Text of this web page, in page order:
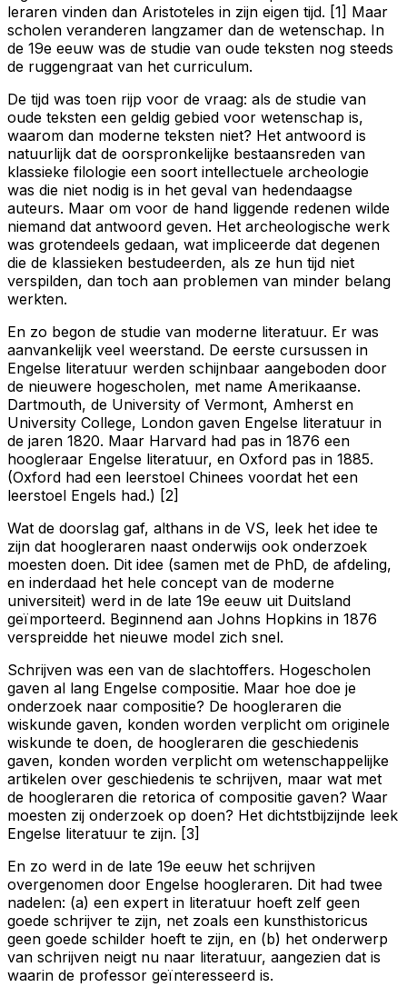
leraren vinden dan Aristoteles in zijn eigen tijd. [1] Maar
scholen veranderen langzamer dan de wetenschap. In
de 19e eeuw was de studie van oude teksten nog steeds
de ruggengraat van het curriculum.
De tijd was toen rijp voor de vraag: als de studie van
oude teksten een geldig gebied voor wetenschap is,
waarom dan moderne teksten niet? Het antwoord is
natuurlijk dat de oorspronkelijke bestaansreden van
klassieke filologie een soort intellectuele archeologie
was die niet nodig is in het geval van hedendaagse
auteurs. Maar om voor de hand liggende redenen wilde
niemand dat antwoord geven. Het archeologische werk
was grotendeels gedaan, wat impliceerde dat degenen
die de klassieken bestudeerden, als ze hun tijd niet
verspilden, dan toch aan problemen van minder belang
werkten.
En zo begon de studie van moderne literatuur. Er was
aanvankelijk veel weerstand. De eerste cursussen in
Engelse literatuur werden schijnbaar aangeboden door
de nieuwere hogescholen, met name Amerikaanse.
Dartmouth, de University of Vermont, Amherst en
University College, London gaven Engelse literatuur in
de jaren 1820. Maar Harvard had pas in 1876 een
hoogleraar Engelse literatuur, en Oxford pas in 1885.
(Oxford had een leerstoel Chinees voordat het een
leerstoel Engels had.) [2]
Wat de doorslag gaf, althans in de VS, leek het idee te
zijn dat hoogleraren naast onderwijs ook onderzoek
moesten doen. Dit idee (samen met de PhD, de afdeling,
en inderdaad het hele concept van de moderne
universiteit) werd in de late 19e eeuw uit Duitsland
geïmporteerd. Beginnend aan Johns Hopkins in 1876
verspreidde het nieuwe model zich snel.
Schrijven was een van de slachtoffers. Hogescholen
gaven al lang Engelse compositie. Maar hoe doe je
onderzoek naar compositie? De hoogleraren die
wiskunde gaven, konden worden verplicht om originele
wiskunde te doen, de hoogleraren die geschiedenis
gaven, konden worden verplicht om wetenschappelijke
artikelen over geschiedenis te schrijven, maar wat met
de hoogleraren die retorica of compositie gaven? Waar
moesten zij onderzoek op doen? Het dichtstbijzijnde leek
Engelse literatuur te zijn. [3]
En zo werd in de late 19e eeuw het schrijven
overgenomen door Engelse hoogleraren. Dit had twee
nadelen: (a) een expert in literatuur hoeft zelf geen
goede schrijver te zijn, net zoals een kunsthistoricus
geen goede schilder hoeft te zijn, en (b) het onderwerp
van schrijven neigt nu naar literatuur, aangezien dat is
waarin de professor geïnteresseerd is.